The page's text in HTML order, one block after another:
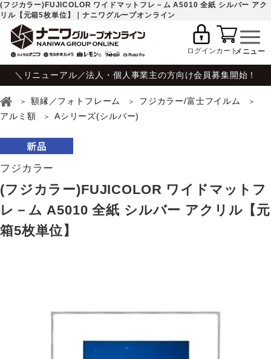
(フジカラー)FUJICOLOR ワイドマットフレ－ム A5010 全紙 シルバー アク
リル【元箱5枚単位】｜ナニワグループオンライン
ログインカート
＼リニューアル／法人・個人事業主の方向け会員募集開始！
額縁／フォトフレーム
フジカラー/富士フイルム
アルミ額
Aシリーズ(シルバー)
フジカラー
(フジカラー)FUJICOLOR ワイドマットフ
レ－ム A5010 全紙 シルバー アクリル【元
箱5枚単位】